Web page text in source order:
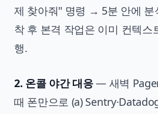
제 찾아줘" 명령 → 5분 안에 분
착 후 본격 작업은 이미 컨텍스
행.
2. 온콜 야간 대응— 새벽
때 폰만으로 (a)